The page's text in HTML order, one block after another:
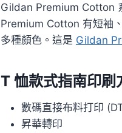
Gildan Premium Cotton
Premium Cotton 有短袖
多種顏色。這是 Gildan
T 恤款式指南印刷
數碼直接布料打印
昇華轉印